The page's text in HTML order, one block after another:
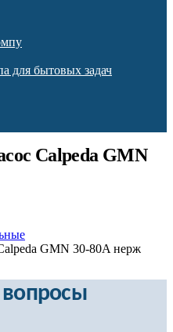
для бытовых задач
Calpeda GMN
GMN 30-80A нерж